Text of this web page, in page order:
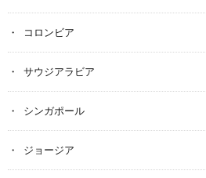
コロンビア
サウジアラビア
シンガポール
ジョージア